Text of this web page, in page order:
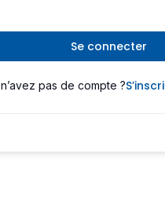
Se connecter
pas de compte ?